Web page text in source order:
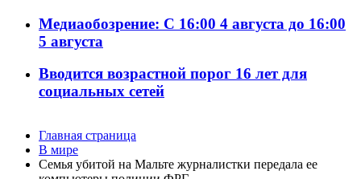
Медиаобозрение: С 16:00 4 августа до 16:00
5 августа
Вводится возрастной порог 16 лет для
социальных сетей
Главная страница
В мире
Семья убитой на Мальте журналистки передала ее